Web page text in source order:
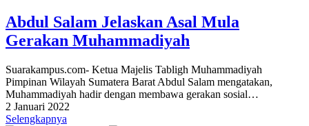
Abdul Salam Jelaskan Asal Mula
Gerakan Muhammadiyah
Suarakampus.com- Ketua Majelis Tabligh Muhammadiyah
Pimpinan Wilayah Sumatera Barat Abdul Salam mengatakan,
Muhammadiyah hadir dengan membawa gerakan sosial…
2 Januari 2022
Selengkapnya